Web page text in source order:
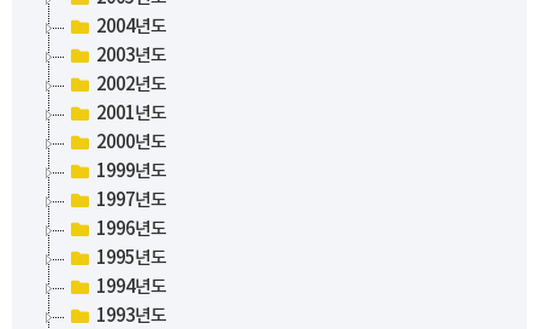
2004년도
2003년도
2002년도
2001년도
2000년도
1999년도
1997년도
1996년도
1995년도
1994년도
1993년도